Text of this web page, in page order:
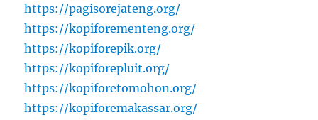
https://pagisorejateng.org/
https://kopiforementeng.org/
https://kopiforepik.org/
https://kopiforepluit.org/
https://kopiforetomohon.org/
https://kopiforemakassar.org/